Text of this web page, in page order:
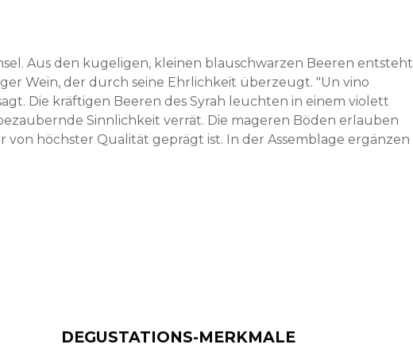
Aus den kugeligen, kleinen blauschwarzen Beeren entsteht
Wein, der durch seine Ehrlichkeit überzeugt. "Un vino
Die kräftigen Beeren des Syrah leuchten in einem violett
Sinnlichkeit verrät. Die mageren Böden erlauben
höchster Qualität geprägt ist. In der Assemblage ergänzen
DEGUSTATIONS-MERKMALE